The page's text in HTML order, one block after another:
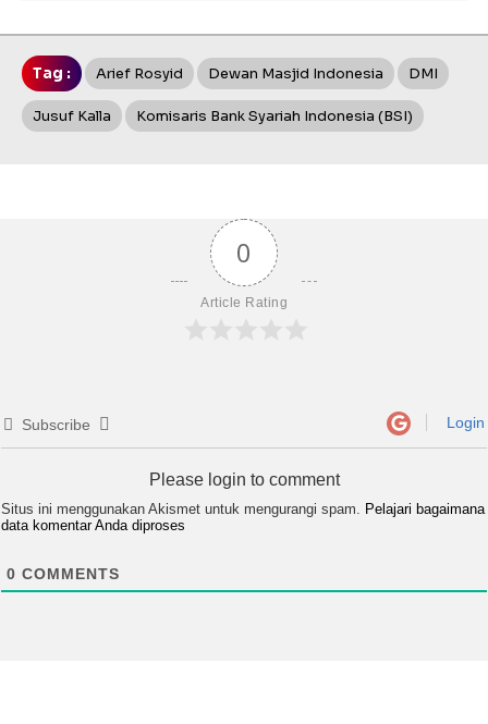
Tag : Arief Rosyid Dewan Masjid Indonesia DMI
Jusuf Kalla Komisaris Bank Syariah Indonesia (BSI)
0
Article Rating
Subscribe Login
Please login to comment
Situs ini menggunakan Akismet untuk mengurangi spam.
Pelajari bagaimana
data komentar Anda diproses
0 COMMENTS